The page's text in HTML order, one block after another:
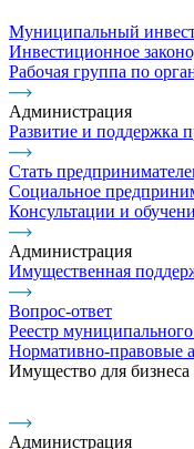
Муниципальный
Инвестиционное
Рабочая группа по
Администрация
Развитие и поддержка
Стать
Социальное
Консультации и
Администрация
Имущественная
Вопрос-ответ
Реестр
Нормативно-правовые
Имущество для бизнеса
Администрация